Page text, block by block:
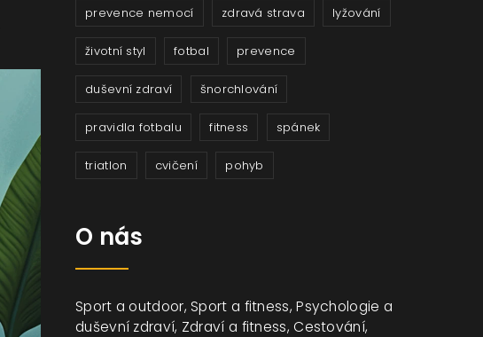
prevence nemocí zdravá strava lyžování
životní styl fotbal prevence
duševní zdraví šnorchlování
pravidla fotbalu fitness spánek
triatlon cvičení pohyb
O nás
Sport a outdoor, Sport a fitness, Psychologie a
duševní zdraví, Zdraví a fitness, Cestování,